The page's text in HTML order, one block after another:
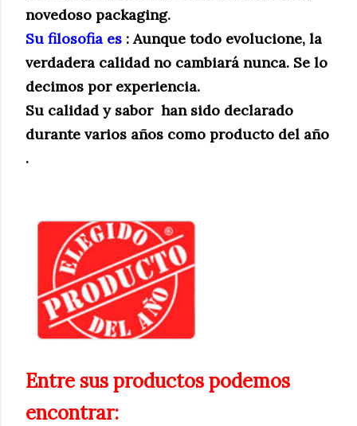
novedoso packaging.
Su filosofia es : Aunque todo evolucione, la
verdadera calidad no cambiará nunca. Se lo
decimos por experiencia.
Su calidad y sabor han sido declarado
durante varios años como producto del año
.
Entre sus productos podemos
encontrar: